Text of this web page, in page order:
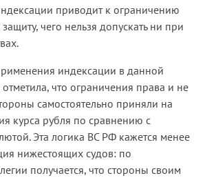
приводит к ограничению
чего нельзя допускать ни при
индексации в данной
отметила, что ограничения права и не
самостоятельно приняли на
курса рубля по сравнению с
Эта логика ВС РФ кажется менее
нижестоящих судов: по
получается, что стороны своим